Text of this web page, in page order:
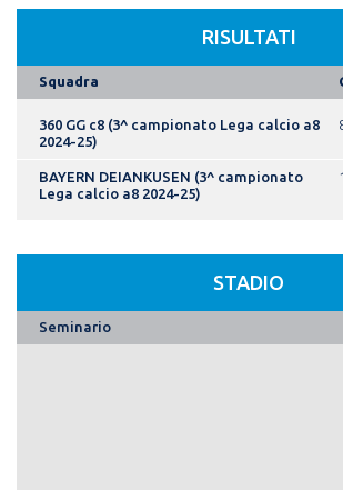
RISULTATI
Squadra
360 GG c8 (3^ campionato Lega calcio a8
2024-25)
BAYERN DEIANKUSEN (3^ campionato
Lega calcio a8 2024-25)
1
STADIO
Seminario